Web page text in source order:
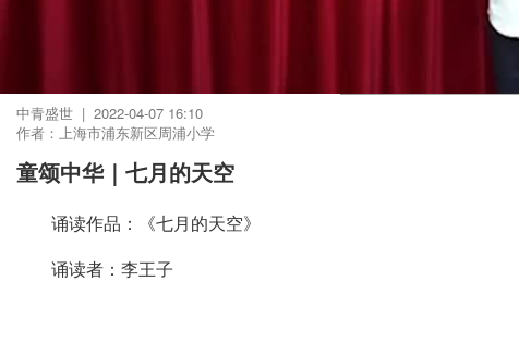
中青盛世 | 2022-04-07 16:10
作者：上海市浦东新区周浦小学
童颂中华｜七月的天空
诵读作品：《七月的天空》
诵读者：李王子